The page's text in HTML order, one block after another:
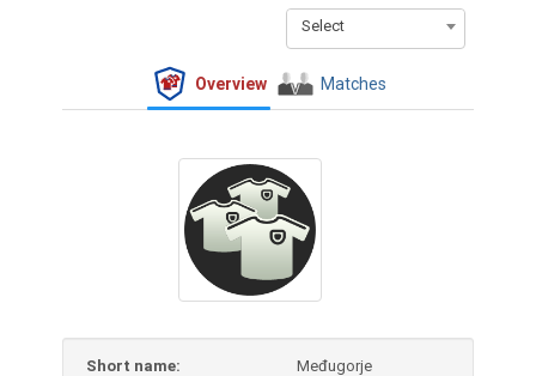
Select
Overview Matches
Short name:
Međugorje